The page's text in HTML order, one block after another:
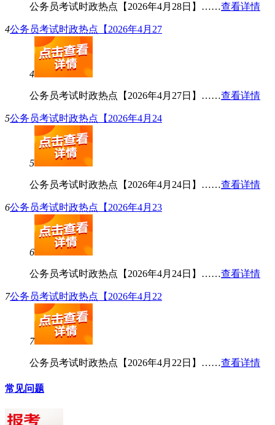
公务员考试时政热点【2026年4月28日】……查看详情
4公务员考试时政热点【2026年4月27
4
公务员考试时政热点【2026年4月27日】……查看详情
5公务员考试时政热点【2026年4月24
5
公务员考试时政热点【2026年4月24日】……查看详情
6公务员考试时政热点【2026年4月23
6
公务员考试时政热点【2026年4月24日】……查看详情
7公务员考试时政热点【2026年4月22
7
公务员考试时政热点【2026年4月22日】……查看详情
常见问题